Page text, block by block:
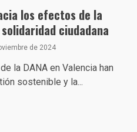
los efectos de la
ciudadana
de 2024
la DANA en Valencia han
sostenible y la...